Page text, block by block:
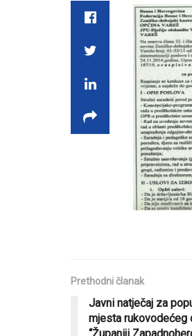
Prethodni članak
Javni natječaj za
mjesta rukovodećeg